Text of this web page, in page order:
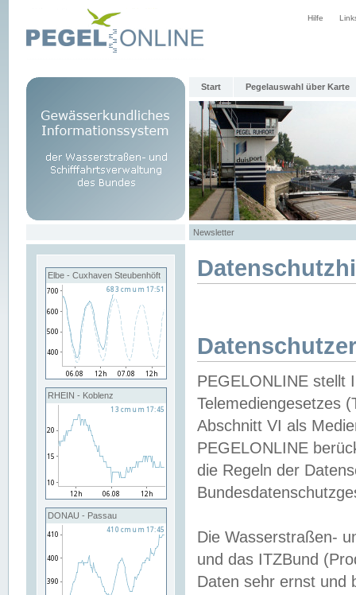
Hilfe
Start Pegelauswahl über Karte
Newsletter
Elbe - Cuxhaven Steubenhöft
RHEIN - Koblenz
DONAU - Passau
PEGELONLINE stellt
Telemediengesetzes
Abschnitt VI als
PEGELONLINE
die Regeln der
Die Wasserstraßen-
und das ITZBund
Daten sehr ernst und